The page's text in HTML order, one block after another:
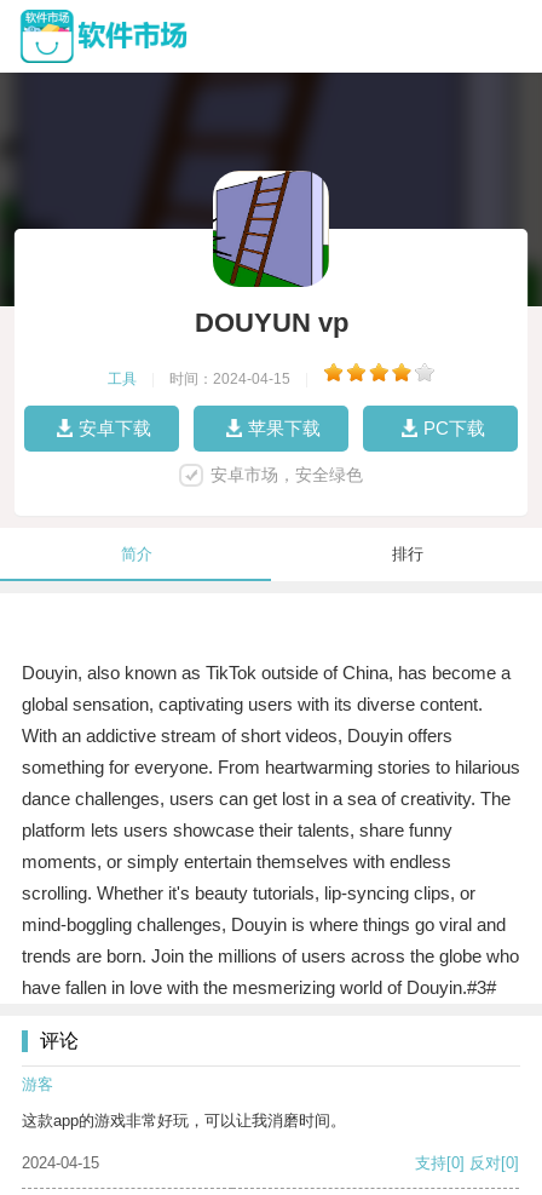
DOUYUN vp
工具 时间：2024-04-15
安卓下载 苹果下载 PC下载
安卓市场，安全绿色
简介 排行
Douyin, also known as TikTok outside of China, has become a
global sensation, captivating users with its diverse content.
With an addictive stream of short videos, Douyin offers
something for everyone. From heartwarming stories to hilarious
dance challenges, users can get lost in a sea of creativity. The
platform lets users showcase their talents, share funny
moments, or simply entertain themselves with endless
scrolling. Whether it's beauty tutorials, lip-syncing clips, or
mind-boggling challenges, Douyin is where things go viral and
trends are born. Join the millions of users across the globe who
have fallen in love with the mesmerizing world of Douyin.#3#
评论
游客
这款app的游戏非常好玩，可以让我消磨时间。
2024-04-15 支持[0] 反对[0]